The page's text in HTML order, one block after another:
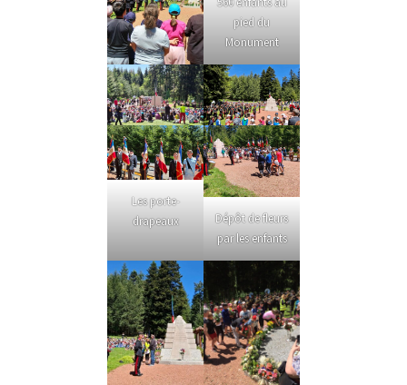
pied du
Monument
Les porte-
drapeaux
Dépôt de fleurs
par les enfants